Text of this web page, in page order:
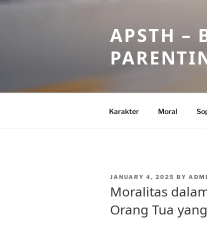
Skip
APSTH –
Karakter Moral
POSTED
JANUARY 4, 2025 BY
Moralitas
Orang Tua